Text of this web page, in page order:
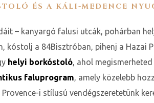
ÉS A KÁLI-MEDENCE
– kanyargó falusi utcák, pohárban
kóstolj a 84Bisztróban, pihenj a Hazai
helyi borkóstoló, ahol
faluprogram, amely közelebb
i stílusú vendégszeretetünk